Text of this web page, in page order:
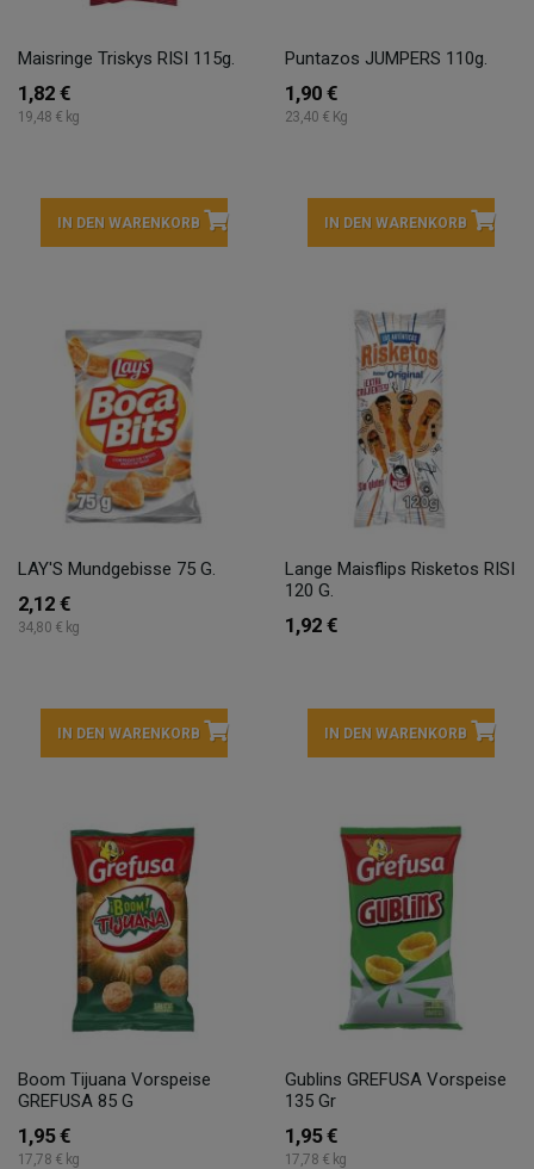
Maisringe Triskys RISI 115g.
1,82 €
19,48 € kg
IN DEN WARENKORB
Puntazos JUMPERS 110g.
1,90 €
23,40 € Kg
IN DEN WARENKORB
LAY'S Mundgebisse 75 G.
2,12 €
34,80 € kg
IN DEN WARENKORB
Lange Maisflips Risketos RISI
120 G.
1,92 €
IN DEN WARENKORB
Boom Tijuana Vorspeise
GREFUSA 85 G
1,95 €
17,78 € kg
Gublins GREFUSA Vorspeise
135 Gr
1,95 €
17,78 € kg